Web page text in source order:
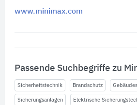
www.minimax.com
Passende Suchbegriffe zu
Sicherheitstechnik Brandschutz
Sicherungsanlagen Elektrische